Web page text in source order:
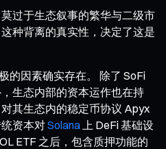
过于生态叙事的繁华与二级市
种背离的真实性，决定了这是
的因素确实存在。 除了 SoFi
生态内部的资本运作也在持
其生态内的稳定币协议 Apyx
资本对Solana 上 DeFi 基础设
ETF 之后，包含质押功能的